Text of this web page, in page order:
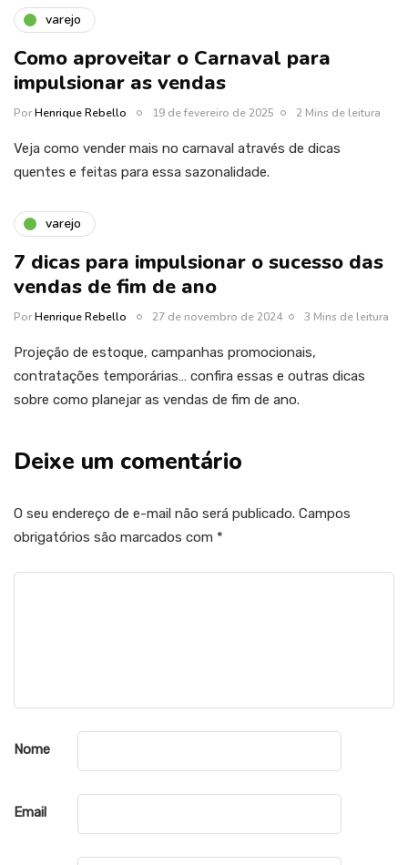
varejo
Como aproveitar o Carnaval para
impulsionar as vendas
PorHenrique Rebello 19 de fevereiro de 2025 2 Mins de leitura
Veja como vender mais no carnaval através de dicas
quentes e feitas para essa sazonalidade.
varejo
7 dicas para impulsionar o sucesso das
vendas de fim de ano
PorHenrique Rebello 27 de novembro de 2024 3 Mins de leitura
Projeção de estoque, campanhas promocionais,
contratações temporárias… confira essas e outras dicas
sobre como planejar as vendas de fim de ano.
Deixe um comentário
O seu endereço de e-mail não será publicado. Campos
obrigatórios são marcados com *
Nome
Email